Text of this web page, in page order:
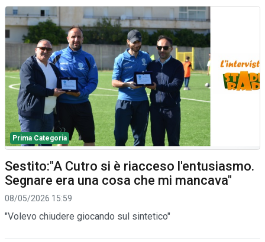
Prima Categoria
Sestito:"A Cutro si è riacceso l'entusiasmo.
Segnare era una cosa che mi mancava"
08/05/2026 15:59
"Volevo chiudere giocando sul sintetico"